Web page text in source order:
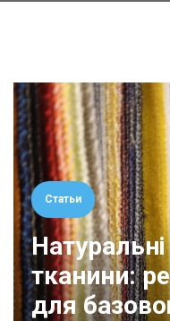
Статьи
тканини:
для